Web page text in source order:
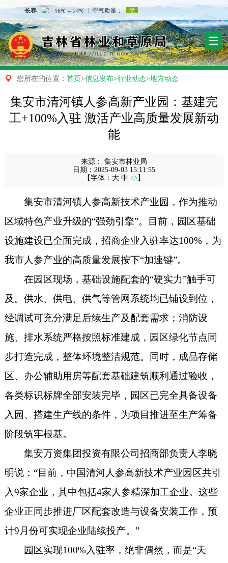
 您所在的位置： 首页>信息发布>行业动态>地方动态
集安市清河镇人参高新产业园：基建完
工+100%入驻 激活产业高质量发展新动
能
来源：
集安市林业局
日期： 2025-09-03 15:11:55
【字体： 大 中 小】
集安市清河镇人参高新技术产业园，作为推动
区域特色产业升级的“强劲引擎”。目前，园区基础
设施建设已全面完成，招商企业入驻率达100%，为
我市人参产业的高质量发展按下“加速键”。
在园区现场，基础设施配套的“硬实力”触手可
及。供水、供电、供气等管网系统均已铺设到位，
经调试可充分满足后续生产及配套需求；消防设
施、排水系统严格按照标准建成，园区绿化节点同
步打造完成，整体环境整洁规范。同时，成品存储
区、办公辅助用房等配套基础建筑顺利通过验收，
各类标识标牌全部安装完毕，园区已完全具备设备
入园、搭建生产线的条件，为项目推进至生产筹备
阶段筑牢根基。
集安万资集团投资有限公司招商部负责人李晓
明说：“目前，中国清河人参高新技术产业园区共引
入9家企业，其中包括4家人参精深加工企业。这些
企业正同步推进厂区配套改造与设备安装工作，预
计9月份可实现企业陆续投产。”
园区实现100%入驻率，绝非偶然，而是“天